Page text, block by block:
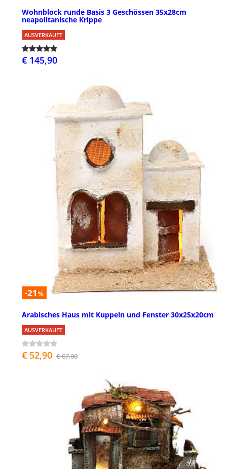
Wohnblock runde Basis 3 Geschössen 35x28cm
neapolitanische Krippe
AUSVERKAUFT
€ 145,90
-21 %
Arabisches Haus mit Kuppeln und Fenster 30x25x20cm
AUSVERKAUFT
€ 52,90 € 67,00